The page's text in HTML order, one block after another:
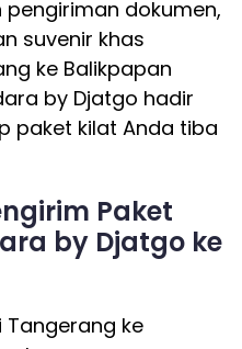
dokumen,
suvenir khas
ke Balikpapan
by Djatgo hadir
paket kilat Anda tiba
Paket
by Djatgo ke
Tangerang ke